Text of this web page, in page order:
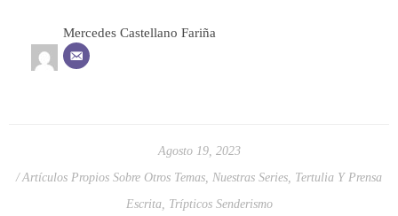
Mercedes Castellano Fariña
Agosto 19, 2023
Artículos Propios Sobre Otros Temas Nuestras Series Tertulia Y Prensa
Escrita, Trípticos Senderismo